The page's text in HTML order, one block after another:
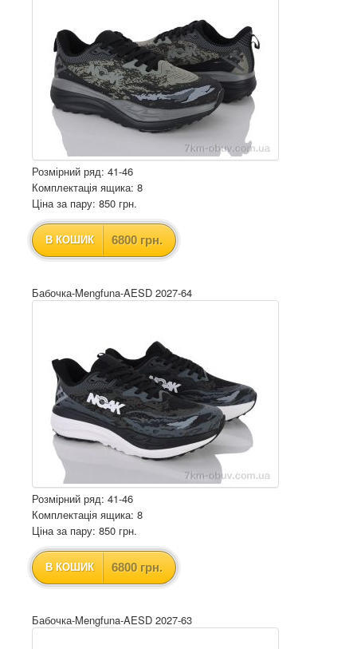
Розмірний ряд: 41-46
Комплектація ящика: 8
Ціна за пару: 850 грн.
В КОШИК 6800 грн.
Бабочка-Mengfuna-AESD 2027-64
Розмірний ряд: 41-46
Комплектація ящика: 8
Ціна за пару: 850 грн.
В КОШИК 6800 грн.
Бабочка-Mengfuna-AESD 2027-63